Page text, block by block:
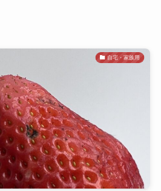
自宅・家族用